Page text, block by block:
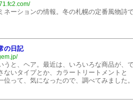
ネーションの情報。冬の札幌の定番風物詩
の日記
うと、ヘア。最近は、いろいろな商品が、
ないタイプとか、カラートリートメントと
位って、気になったので、調べてみました。